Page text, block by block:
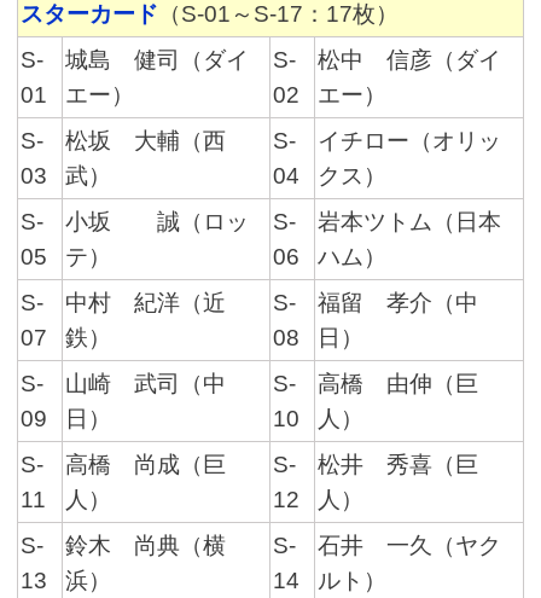
スターカード （S-01～S-17：17枚）
S-
01
城島 健司（ダイ
エー）
S-
02
松中 信彦（ダイ
エー）
S-
03
松坂 大輔（西
武）
S-
04
イチロー（オリッ
クス）
S-
05
小坂 誠（ロッ
テ）
S-
06
岩本ツトム（日本
ハム）
S-
07
中村 紀洋（近
鉄）
S-
08
福留 孝介（中
日）
S-
09
山崎 武司（中
日）
S-
10
高橋 由伸（巨
人）
S-
11
高橋 尚成（巨
人）
S-
12
松井 秀喜（巨
人）
S-
13
鈴木 尚典（横
浜）
S-
14
石井 一久（ヤク
ルト）